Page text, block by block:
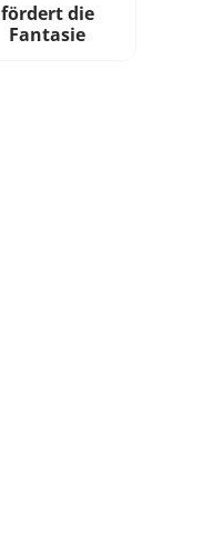
fördert die
Fantasie